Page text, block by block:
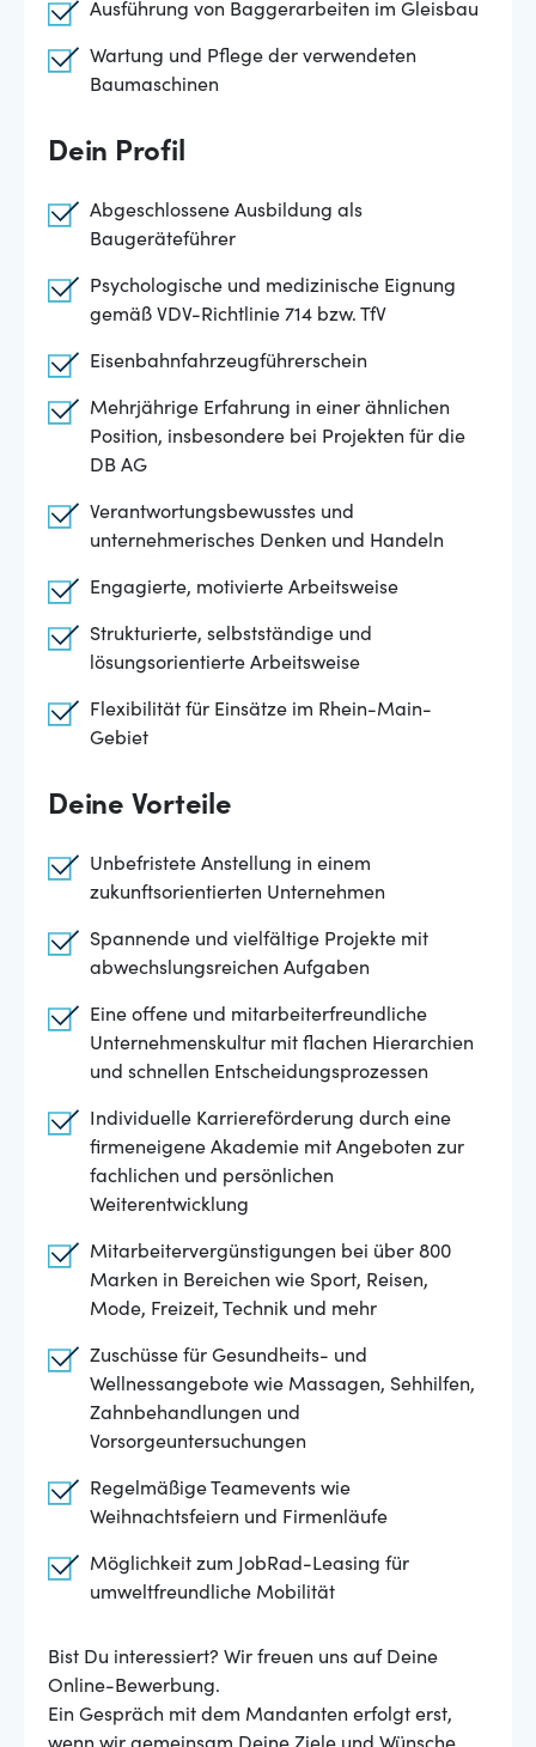
Ausführung von Baggerarbeiten im Gleisbau
Wartung und Pflege der verwendeten
Baumaschinen
Dein Profil
Abgeschlossene Ausbildung als
Baugeräteführer
Psychologische und medizinische Eignung
gemäß VDV-Richtlinie 714 bzw. TfV
Eisenbahnfahrzeugführerschein
Mehrjährige Erfahrung in einer ähnlichen
Position, insbesondere bei Projekten für die
DB AG
Verantwortungsbewusstes und
unternehmerisches Denken und Handeln
Engagierte, motivierte Arbeitsweise
Strukturierte, selbstständige und
lösungsorientierte Arbeitsweise
Flexibilität für Einsätze im Rhein-Main-
Gebiet
Deine Vorteile
Unbefristete Anstellung in einem
zukunftsorientierten Unternehmen
Spannende und vielfältige Projekte mit
abwechslungsreichen Aufgaben
Eine offene und mitarbeiterfreundliche
Unternehmenskultur mit flachen Hierarchien
und schnellen Entscheidungsprozessen
Individuelle Karriereförderung durch eine
firmeneigene Akademie mit Angeboten zur
fachlichen und persönlichen
Weiterentwicklung
Mitarbeitervergünstigungen bei über 800
Marken in Bereichen wie Sport, Reisen,
Mode, Freizeit, Technik und mehr
Zuschüsse für Gesundheits- und
Wellnessangebote wie Massagen, Sehhilfen,
Zahnbehandlungen und
Vorsorgeuntersuchungen
Regelmäßige Teamevents wie
Weihnachtsfeiern und Firmenläufe
Möglichkeit zum JobRad-Leasing für
umweltfreundliche Mobilität
Bist Du interessiert? Wir freuen uns auf Deine
Online-Bewerbung.
Ein Gespräch mit dem Mandanten erfolgt erst,